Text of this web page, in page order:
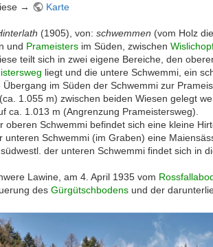
→
Karte
(1905), von: schwemmen (vom Holz
und Prameisters im Süden, zwischen
teilt sich in zwei eigene Bereiche, den
liegt und die untere Schwemmi, ein
Übergang im Süden der Schwemmi zur
1.055 m) zwischen beiden Wiesen gelegt
ca. 1.013 m (Angrenzung Prameistersweg).
oberen Schwemmi befindet sich eine kleine
unteren Schwemmi (im Graben) eine
der unteren Schwemmi findet sich in
Lawine, am 4. April 1935 vom
des Gürgütschbodens und der